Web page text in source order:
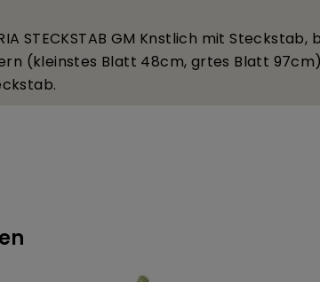
STECKSTAB GM Knstlich mit Steckstab,
(kleinstes Blatt 48cm, grtes Blatt 97cm)